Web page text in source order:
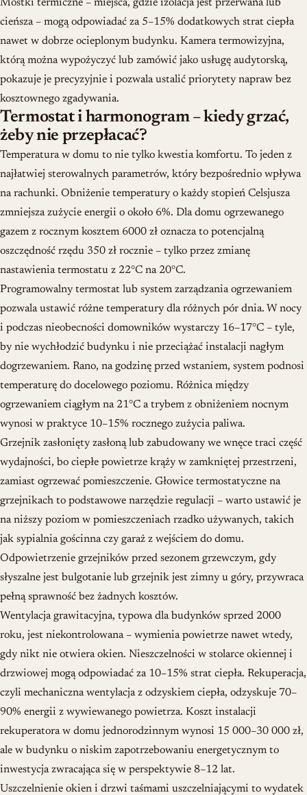
Mostki termiczne – miejsca, gdzie izolacja jest przerwana lub
cieńsza – mogą odpowiadać za 5–15% dodatkowych strat ciepła
nawet w dobrze ocieplonym budynku. Kamera termowizyjna,
którą można wypożyczyć lub zamówić jako usługę audytorską,
pokazuje je precyzyjnie i pozwala ustalić priorytety napraw bez
kosztownego zgadywania.
Termostat i harmonogram – kiedy grzać,
żeby nie przepłacać?
Temperatura w domu to nie tylko kwestia komfortu. To jeden z
najłatwiej sterowalnych parametrów, który bezpośrednio wpływa
na rachunki. Obniżenie temperatury o każdy stopień Celsjusza
zmniejsza zużycie energii o około 6%. Dla domu ogrzewanego
gazem z rocznym kosztem 6000 zł oznacza to potencjalną
oszczędność rzędu 350 zł rocznie – tylko przez zmianę
nastawienia termostatu z 22°C na 20°C.
Programowalny termostat lub system zarządzania ogrzewaniem
pozwala ustawić różne temperatury dla różnych pór dnia. W nocy
i podczas nieobecności domowników wystarczy 16–17°C – tyle,
by nie wychłodzić budynku i nie przeciążać instalacji nagłym
dogrzewaniem. Rano, na godzinę przed wstaniem, system podnosi
temperaturę do docelowego poziomu. Różnica między
ogrzewaniem ciągłym na 21°C a trybem z obniżeniem nocnym
wynosi w praktyce 10–15% rocznego zużycia paliwa.
Grzejnik zasłonięty zasłoną lub zabudowany we wnęce traci część
wydajności, bo ciepłe powietrze krąży w zamkniętej przestrzeni,
zamiast ogrzewać pomieszczenie. Głowice termostatyczne na
grzejnikach to podstawowe narzędzie regulacji – warto ustawić je
na niższy poziom w pomieszczeniach rzadko używanych, takich
jak sypialnia gościnna czy garaż z wejściem do domu.
Odpowietrzenie grzejników przed sezonem grzewczym, gdy
słyszalne jest bulgotanie lub grzejnik jest zimny u góry, przywraca
pełną sprawność bez żadnych kosztów.
Wentylacja grawitacyjna, typowa dla budynków sprzed 2000
roku, jest niekontrolowana – wymienia powietrze nawet wtedy,
gdy nikt nie otwiera okien. Nieszczelności w stolarce okiennej i
drzwiowej mogą odpowiadać za 10–15% strat ciepła. Rekuperacja,
czyli mechaniczna wentylacja z odzyskiem ciepła, odzyskuje 70–
90% energii z wywiewanego powietrza. Koszt instalacji
rekuperatora w domu jednorodzinnym wynosi 15 000–30 000 zł,
ale w budynku o niskim zapotrzebowaniu energetycznym to
inwestycja zwracająca się w perspektywie 8–12 lat.
Uszczelnienie okien i drzwi taśmami uszczelniającymi to wydatek